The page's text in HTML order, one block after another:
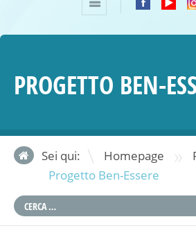
PROGETTO BEN-
Sei qui: Homepage »
Progetto Ben-Essere